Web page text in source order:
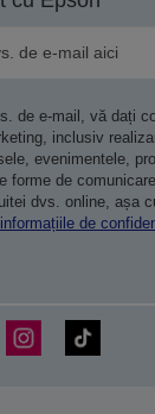
de e-mail, vă dați
inclusiv
evenimentele,
forme de
dvs. online, așa
de